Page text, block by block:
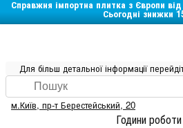
Справжня імпортна плитка з Європи
Сьогодні знижки
Для більш детальної інформації
м.Київ, пр-т Берестейський, 20
Години роботи